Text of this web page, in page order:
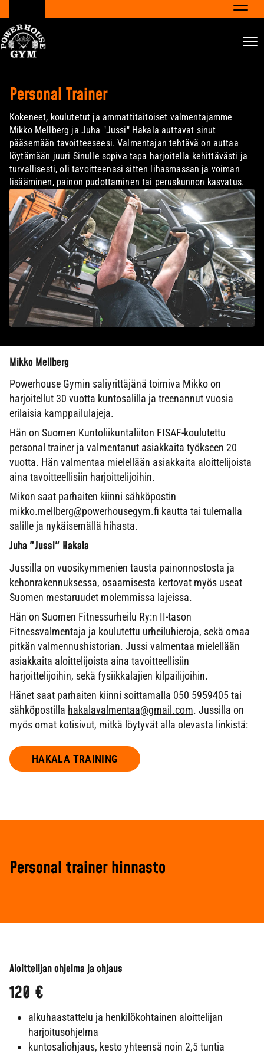
Personal Trainer
Kokeneet, koulutetut ja ammattitaitoiset valmentajamme
Mikko Mellberg ja Juha "Jussi" Hakala auttavat sinut
pääsemään tavoitteeseesi. Valmentajan tehtävä on auttaa
löytämään juuri Sinulle sopiva tapa harjoitella kehittävästi ja
turvallisesti, oli tavoitteenasi sitten lihasmassan ja voiman
lisääminen, painon pudottaminen tai peruskunnon kasvatus.
Mikko Mellberg
Powerhouse Gymin saliyrittäjänä toimiva Mikko on
harjoitellut 30 vuotta kuntosalilla ja treenannut vuosia
erilaisia kamppailulajeja.
Hän on Suomen Kuntoliikuntaliiton FISAF-koulutettu
personal trainer ja valmentanut asiakkaita työkseen 20
vuotta. Hän valmentaa mielellään asiakkaita aloittelijoista
aina tavoitteellisiin harjoittelijoihin.
Mikon saat parhaiten kiinni sähköpostin
mikko.mellberg@powerhousegym.fi kautta tai tulemalla
salille ja nykäisemällä hihasta.
Juha "Jussi" Hakala
Jussilla on vuosikymmenien tausta painonnostosta ja
kehonrakennuksessa, osaamisesta kertovat myös useat
Suomen mestaruudet molemmissa lajeissa.
Hän on Suomen Fitnessurheilu Ry:n II-tason
Fitnessvalmentaja ja koulutettu urheiluhieroja, sekä omaa
pitkän valmennushistorian. Jussi valmentaa mielellään
asiakkaita aloittelijoista aina tavoitteellisiin
harjoittelijoihin, sekä fysiikkalajien kilpailijoihin.
Hänet saat parhaiten kiinni soittamalla 050 5959405tai
sähköpostilla hakalavalmentaa@gmail.com. Jussilla on
myös omat kotisivut, mitkä löytyvät alla olevasta linkistä:
HAKALA TRAINING
Personal trainer hinnasto
Aloittelijan ohjelma ja ohjaus
120 €
alkuhaastattelu ja henkilökohtainen aloittelijan
harjoitusohjelma
kuntosaliohjaus, kesto yhteensä noin 2,5 tuntia